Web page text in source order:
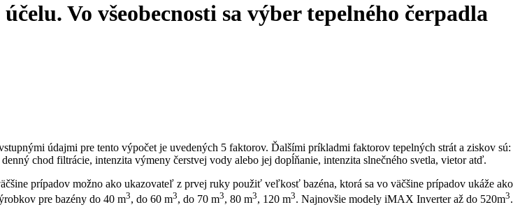
Vo všeobecnosti sa výber tepelného čerpadla
údajmi pre tento výpočet je uvedených 5 faktorov. Ďalšími príkladmi faktorov tepelných strát a ziskov sú:
chod filtrácie, intenzita výmeny čerstvej vody alebo jej dopĺňanie, intenzita slnečného svetla, vietor atď.
prípadov možno ako ukazovateľ z prvej ruky použiť veľkosť bazéna, ktorá sa vo väčšine prípadov ukáže ako
pre bazény do 40 m3, do 60 m3, do 70 m3, 80 m3, 120 m3. Najnovšie modely iMAX Inverter až do 520m3.